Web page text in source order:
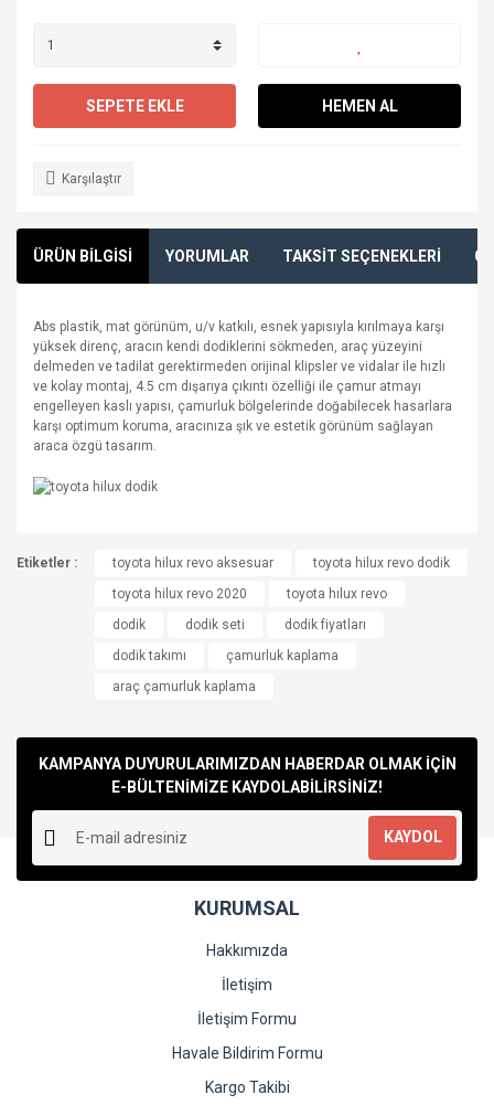
SEPETE EKLE HEMEN AL
Karşılaştır
ÜRÜN BİLGİSİ YORUMLAR TAKSİT SEÇENEKLERİ
Abs plastik, mat görünüm, u/v katkılı, esnek yapısıyla kırılmaya karşı
yüksek direnç, aracın kendi dodiklerini sökmeden, araç yüzeyini
delmeden ve tadilat gerektirmeden orijinal klipsler ve vidalar ile hızlı
ve kolay montaj, 4.5 cm dışarıya çıkıntı özelliği ile çamur atmayı
engelleyen kaslı yapısı, çamurluk bölgelerinde doğabilecek hasarlara
karşı optimum koruma, aracınıza şık ve estetik görünüm sağlayan
araca özgü tasarım.
Bu ürüne ilk yorumu siz yapın!
konularda yetersiz gördüğünüz noktaları öneri formunu
kullanarak tarafımıza iletebilirsiniz.
Görüş ve önerileriniz için teşekkür ederiz.
Ürün resmi kalitesiz, bozuk veya görüntülenemiyor.
Ürün açıklamasında eksik bilgiler bulunuyor.
Ürün fiyatı diğer sitelerden daha pahalı.
Bu ürüne benzer farklı alternatifler olmalı.
Etiketler : toyota hilux revo aksesuar
toyota hilux revo dodik
toyota hilux revo 2020
toyota hılux revo
dodik
dodik seti
dodik fiyatları
dodik takımı
çamurluk kaplama
araç çamurluk kaplama
KAMPANYA DUYURULARIMIZDAN HABERDAR OLMAK İÇİN
E-BÜLTENİMİZE KAYDOLABİLİRSİNİZ!
KAYDOL
KURUMSAL
Hakkımızda
İletişim
İletişim Formu
Havale Bildirim Formu
Kargo Takibi